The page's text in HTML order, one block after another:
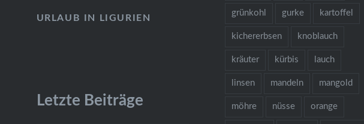
grünkohl gurke kartoffel
kichererbsen knoblauch
kräuter kürbis lauch
linsen mandeln mangold
möhre nüsse orange
URLAUB IN LIGURIEN
Letzte Beiträge